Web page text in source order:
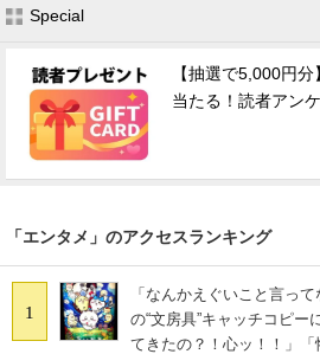
Special
【抽選で5,000円
当たる！読者アン
「エンタメ」のアクセスランキング
1
「なんかえぐいこと言っ
の“文房具”キャッチコピ
てきたの？！心ッ！！」「